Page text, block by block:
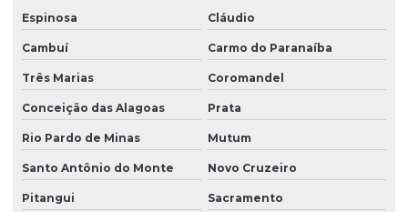
Espinosa Cláudio
Cambuí Carmo do Paranaíba
Três Marias Coromandel
Conceição das Alagoas Prata
Rio Pardo de Minas Mutum
Santo Antônio do Monte Novo Cruzeiro
Pitangui Sacramento